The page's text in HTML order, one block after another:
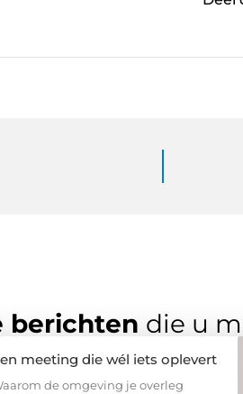
berichten die u
meeting die wél iets oplevert
de omgeving je overleg